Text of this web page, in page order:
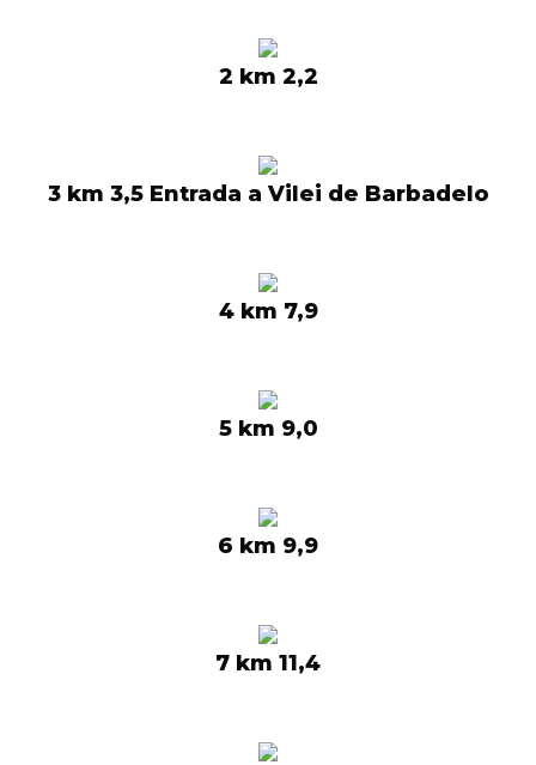
2 km 2,2
3 km 3,5 Entrada a Vilei de Barbadelo
4 km 7,9
5 km 9,0
6 km 9,9
7 km 11,4